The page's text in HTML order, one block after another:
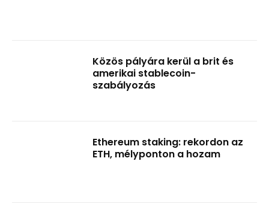
Közös pályára kerül a brit és
amerikai stablecoin-
szabályozás
Ethereum staking: rekordon az
ETH, mélyponton a hozam